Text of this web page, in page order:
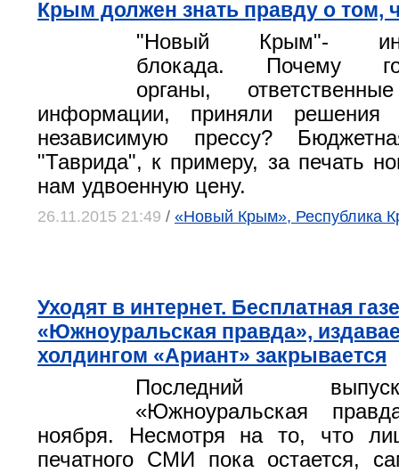
Крым должен знать правду о том,
"Новый Крым"-
блокада. Почему
органы,
информации, приняли решения
независимую прессу?
"Таврида", к примеру, за печать
нам удвоенную цену.
26.11.2015 21:49 / «Новый Крым», Республика
Уходят в интернет. Бесплатная
«Южноуральская правда»,
холдингом «Ариант» закрывается
Последний
«Южноуральская
ноября. Несмотря на то, что
печатного СМИ пока остается,